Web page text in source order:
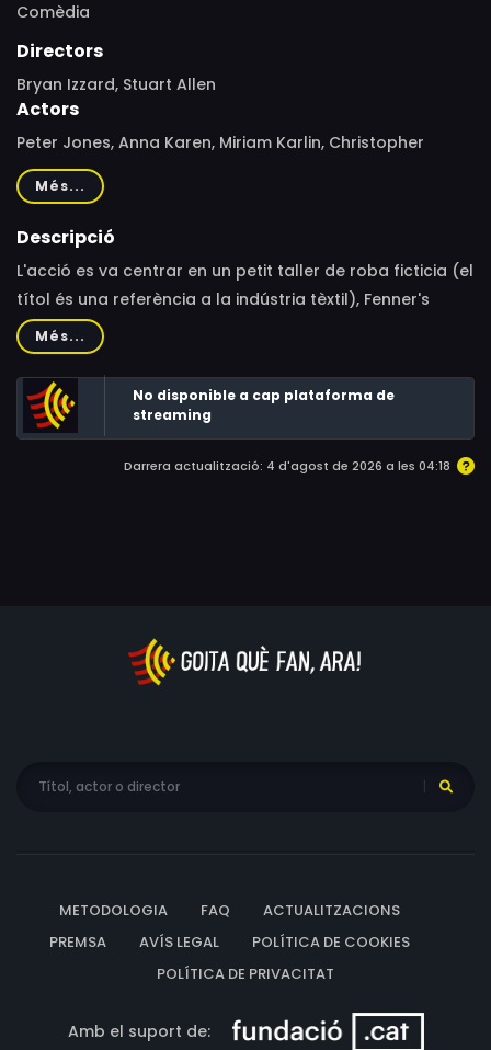
Comèdia
Directors
Bryan Izzard, Stuart Allen
Actors
Peter Jones, Anna Karen, Miriam Karlin, Christopher
Beeny, Gillian Taylforth, Deddie Davies, Diane Langton
Més...
Descripció
L'acció es va centrar en un petit taller de roba ficticia (el
títol és una referència a la indústria tèxtil), Fenner's
Fashions a Londres.
Més...
No disponible a cap plataforma de
streaming
Darrera actualització: 4 d'agost de 2026 a les 04:18
METODOLOGIA FAQ
ACTUALITZACIONS
PREMSA
AVÍS LEGAL
POLÍTICA DE COOKIES
POLÍTICA DE PRIVACITAT
Amb el suport de: